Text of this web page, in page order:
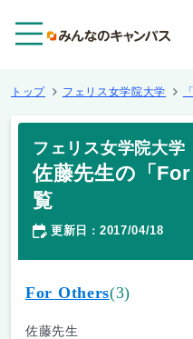
トップ フェリス女学院大学
フェリス女学院大学
佐藤先生の「
覧
更新日 ： 2017/04/18
For Others(3)
佐藤先生